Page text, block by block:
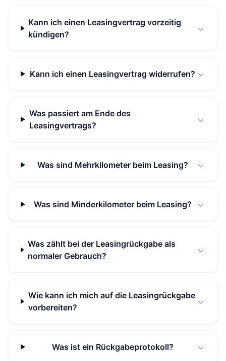
Kann ich einen Leasingvertrag vorzeitig
kündigen?
Kann ich einen Leasingvertrag widerrufen?
Was passiert am Ende des
Leasingvertrags?
Was sind Mehrkilometer beim Leasing?
Was sind Minderkilometer beim Leasing?
Was zählt bei der Leasingrückgabe als
normaler Gebrauch?
Wie kann ich mich auf die Leasingrückgabe
vorbereiten?
Was ist ein Rückgabeprotokoll?